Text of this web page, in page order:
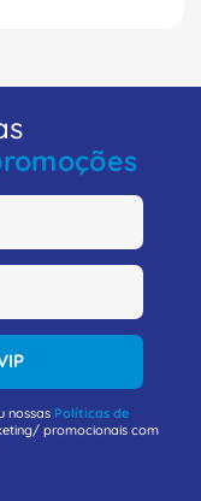
Encontre
tipos de
nossas Políticas de
promocionais com